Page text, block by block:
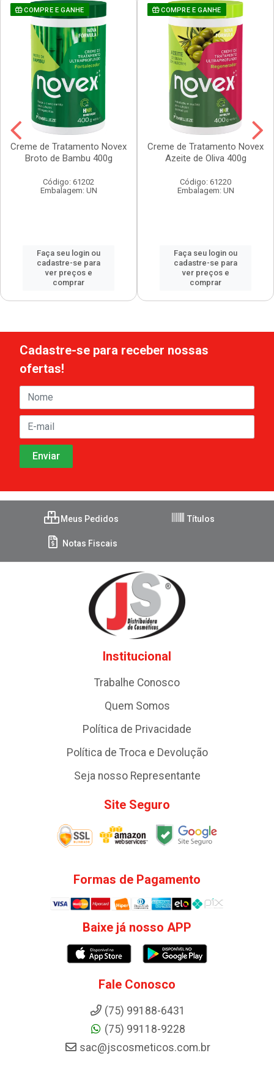
COMPRE E GANHE
Creme de Tratamento Novex
Broto de Bambu 400g
Código: 61202
Embalagem: UN
Faça seu login ou
cadastre-se para
ver preços e
comprar
COMPRE E GANHE
Creme de Tratamento Novex
Azeite de Oliva 400g
Código: 61220
Embalagem: UN
Faça seu login ou
cadastre-se para
ver preços e
comprar
Cadastre-se para receber nossas
ofertas!
Meus Pedidos Títulos
Notas Fiscais
Institucional
Trabalhe Conosco
Quem Somos
Política de Privacidade
Política de Troca e Devolução
Seja nosso Representante
Site Seguro
Formas de Pagamento
Baixe já nosso APP
Fale Conosco
(75) 99188-6431
(75) 99118-9228
sac@jscosmeticos.com.br